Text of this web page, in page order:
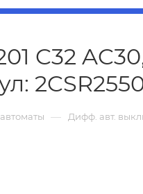
C32
— Дифф. авт.